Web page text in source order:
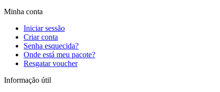
Minha conta
Iniciar sessão
Criar conta
Senha esquecida?
Onde está meu pacote?
Resgatar voucher
Informação útil